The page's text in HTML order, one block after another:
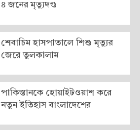
৪ জনের মৃত্যুদণ্ড
শেবাচিম হাসপাতালে শিশু মৃত্যুর
জেরে তুলকালাম
পাকিস্তানকে হোয়াইটওয়াশ করে
নতুন ইতিহাস বাংলাদেশের